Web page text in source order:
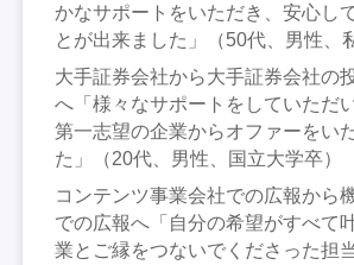
かなサポートをいただき、安心し
とが出来ました」（50代、男性、
大手証券会社から大手証券会社の
へ「様々なサポートをしていただ
第一志望の企業からオファーをい
た」（20代、男性、国立大学卒）
コンテンツ事業会社での広報から
での広報へ「自分の希望がすべて
業とご縁をつないでくださった担